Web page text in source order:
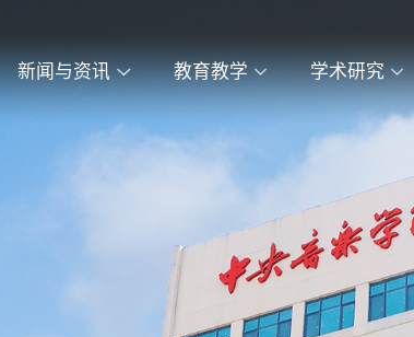
新闻与资讯 教育教学 学术研究